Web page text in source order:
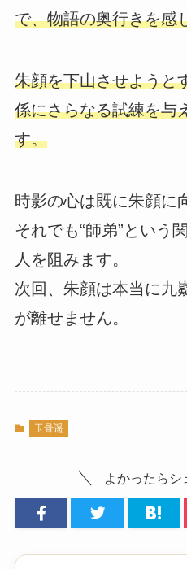
で、物語の奥行きを感
朱顔を下山させようと
係にさらなる試練を与
す。
時影の心は既に朱顔に
それでも“師弟”という
人を阻みます。
次回、朱顔は本当に
が離せません。
玉骨遥
よかったらシ